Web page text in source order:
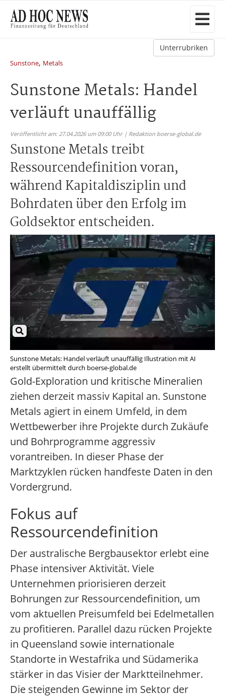
Unterrubriken
Sunstone, Metals
Sunstone Metals: Handel
verläuft unauffällig
Veröffentlicht am: 27.04.2026 um 09:00 Uhr | Redaktion boerse-global.de
Sunstone Metals treibt
Ressourcendefinition voran,
während Kapitaldisziplin und
Bohrdaten über den Erfolg im
Goldsektor entscheiden.
Sunstone Metals: Handel verläuft unauffällig Illustration mit AI
erstellt übermittelt durch boerse-global.de
Gold-Exploration und kritische Mineralien
ziehen derzeit massiv Kapital an. Sunstone
Metals agiert in einem Umfeld, in dem
Wettbewerber ihre Projekte durch Zukäufe
und Bohrprogramme aggressiv
vorantreiben. In dieser Phase der
Marktzyklen rücken handfeste Daten in den
Vordergrund.
Fokus auf
Ressourcendefinition
Der australische Bergbausektor erlebt eine
Phase intensiver Aktivität. Viele
Unternehmen priorisieren derzeit
Bohrungen zur Ressourcendefinition, um
vom aktuellen Preisumfeld bei Edelmetallen
zu profitieren. Parallel dazu rücken Projekte
in Queensland sowie internationale
Standorte in Westafrika und Südamerika
stärker in das Visier der Marktteilnehmer.
Die steigenden Gewinne im Sektor der